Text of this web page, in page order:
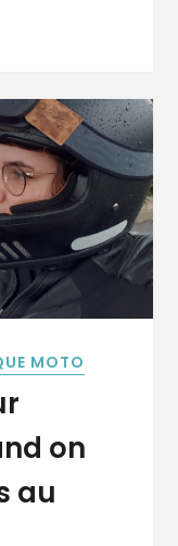
MOTO
on
au